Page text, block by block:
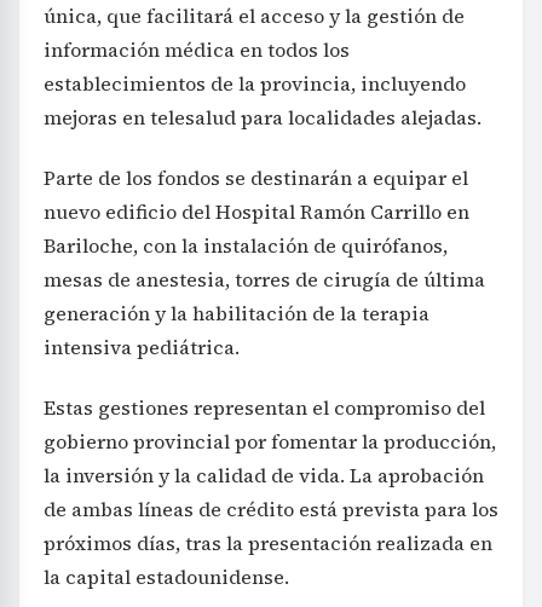
única, que facilitará el acceso y la gestión de
información médica en todos los
establecimientos de la provincia, incluyendo
mejoras en telesalud para localidades alejadas.
Parte de los fondos se destinarán a equipar el
nuevo edificio del Hospital Ramón Carrillo en
Bariloche, con la instalación de quirófanos,
mesas de anestesia, torres de cirugía de última
generación y la habilitación de la terapia
intensiva pediátrica.
Estas gestiones representan el compromiso del
gobierno provincial por fomentar la producción,
la inversión y la calidad de vida. La aprobación
de ambas líneas de crédito está prevista para los
próximos días, tras la presentación realizada en
la capital estadounidense.